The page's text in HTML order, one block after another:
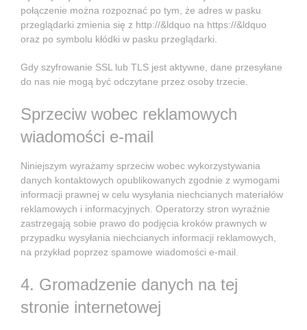
połączenie można rozpoznać po tym, że adres w pasku
przeglądarki zmienia się z http://&ldquo na https://&ldquo
oraz po symbolu kłódki w pasku przeglądarki.
Gdy szyfrowanie SSL lub TLS jest aktywne, dane przesyłane
do nas nie mogą być odczytane przez osoby trzecie.
Sprzeciw wobec reklamowych
wiadomości e-mail
Niniejszym wyrażamy sprzeciw wobec wykorzystywania
danych kontaktowych opublikowanych zgodnie z wymogami
informacji prawnej w celu wysyłania niechcianych materiałów
reklamowych i informacyjnych. Operatorzy stron wyraźnie
zastrzegają sobie prawo do podjęcia kroków prawnych w
przypadku wysyłania niechcianych informacji reklamowych,
na przykład poprzez spamowe wiadomości e-mail.
4. Gromadzenie danych na tej
stronie internetowej